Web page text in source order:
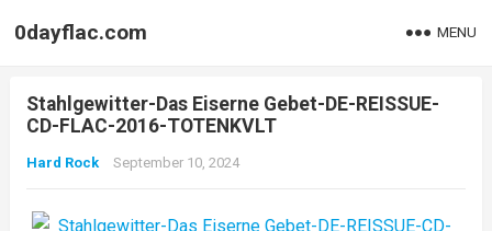
0dayflac.com MENU
Stahlgewitter-Das Eiserne Gebet-DE-REISSUE-
CD-FLAC-2016-TOTENKVLT
Hard Rock September 10, 2024